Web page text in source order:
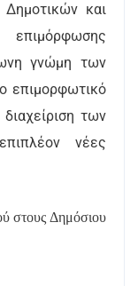
και
επιμόρφωσης
γνώμη των
επιμορφωτικό
των
νέες
στους Δημόσιου